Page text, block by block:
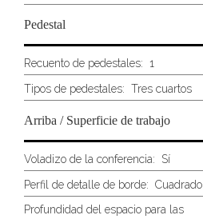
Pedestal
Recuento de pedestales: 1
Tipos de pedestales: Tres cuartos
Arriba / Superficie de trabajo
Voladizo de la conferencia: Sí
Perfil de detalle de borde: Cuadrado
Profundidad del espacio para las